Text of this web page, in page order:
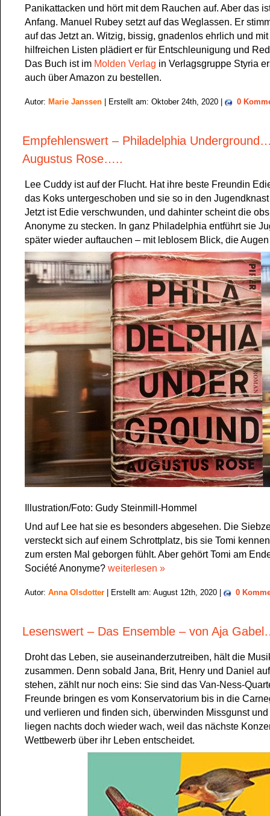
Panikattacken und hört mit dem Rauchen auf. Aber das
Anfang. Manuel Rubey setzt auf das Weglassen. Er
auf das Jetzt an. Witzig, bissig, gnadenlos ehrlich und
hilfreichen Listen plädiert er für Entschleunigung und
Das Buch ist im Molden Verlag in Verlagsgruppe Styria
auch über Amazon zu bestellen.
Autor: Marie Janssen | Erstellt am: Oktober 24th, 2020 | 0
Empfehlenswert – Philadelphia
Augustus Rose…..
Lee Cuddy ist auf der Flucht. Hat ihre beste Freundin
das Koks untergeschoben und sie so in den
Jetzt ist Edie verschwunden, und dahinter scheint die
Anonyme zu stecken. In ganz Philadelphia entführt sie
später wieder auftauchen – mit leblosem Blick, die
Illustration/Foto: Gudy Steinmill-Hommel
Und auf Lee hat sie es besonders abgesehen. Die
versteckt sich auf einem Schrottplatz, bis sie Tomi
zum ersten Mal geborgen fühlt. Aber gehört Tomi am
Société Anonyme? weiterlesen »
Autor: Anna Olsdotter | Erstellt am: August 12th, 2020 | 0
Lesenswert – Das Ensemble – von Aja
Droht das Leben, sie auseinanderzutreiben, hält die
zusammen. Denn sobald Jana, Brit, Henry und Daniel
stehen, zählt nur noch eins: Sie sind das Van-Ness-
Freunde bringen es vom Konservatorium bis in die
und verlieren und finden sich, überwinden Missgunst
liegen nachts doch wieder wach, weil das nächste
Wettbewerb über ihr Leben entscheidet.